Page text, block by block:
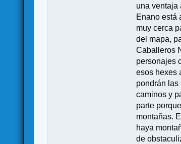
una ventaja
Enano está
muy cerca
del mapa,
Caballeros
personajes
esos hexes
pondrán
caminos y
parte
montañas.
haya
de